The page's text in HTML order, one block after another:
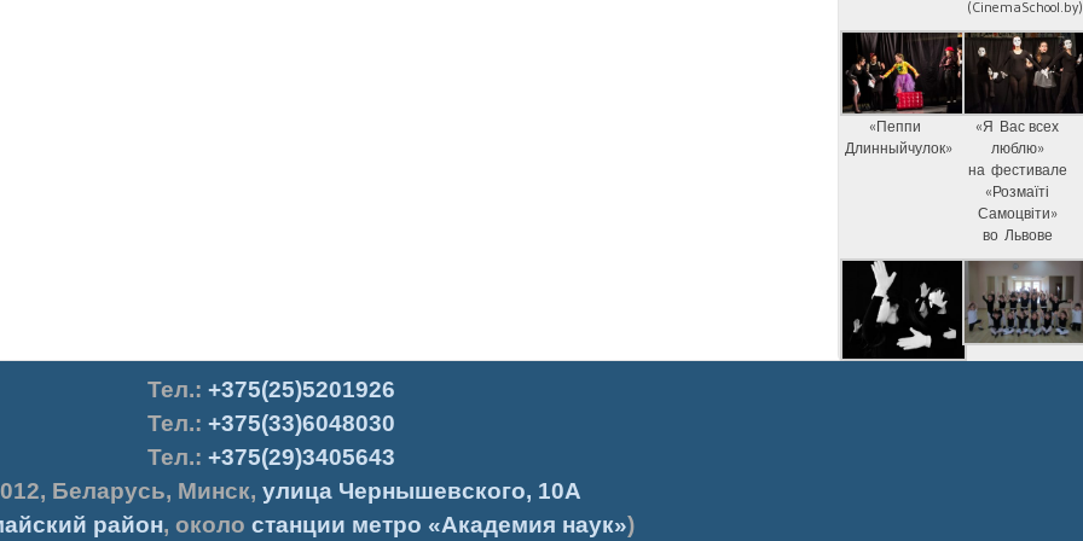
(CinemaSchool.by)
«Пеппи
Длинныйчулок»
«Я Вас всех
люблю»
на фестивале
«Розмаїті
Самоцвіти»
во Львове
Тел.: +375(25)5201926
Тел.: +375(33)6048030
Тел.: +375(29)3405643
, Беларусь, Минск, улица Чернышевского, 10А
район, около станции метро «Академия наук»)